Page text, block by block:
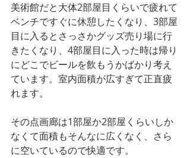
美術館だと大体2部屋目くらいで疲れて
ベンチですぐに休憩したくなり、3部屋
目に入るとさっさかグッズ売り場に行
きたくなり、4部屋目に入った時は帰り
にどこでビールを飲もうかばかり考え
ています。室内面積が広すぎて正直疲
れます。
その点画廊は1部屋か2部屋くらいしか
なくて面積もそんなに広くなく、さら
に空いているので快適です。